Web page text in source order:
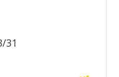
31